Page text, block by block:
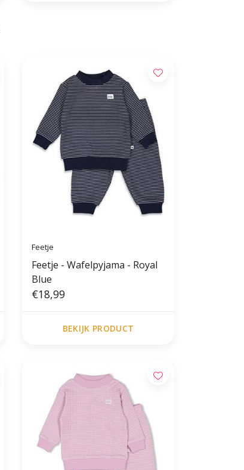
Feetje
Feetje - Wafelpyjama - Royal
Blue
€18,99
BEKIJK PRODUCT